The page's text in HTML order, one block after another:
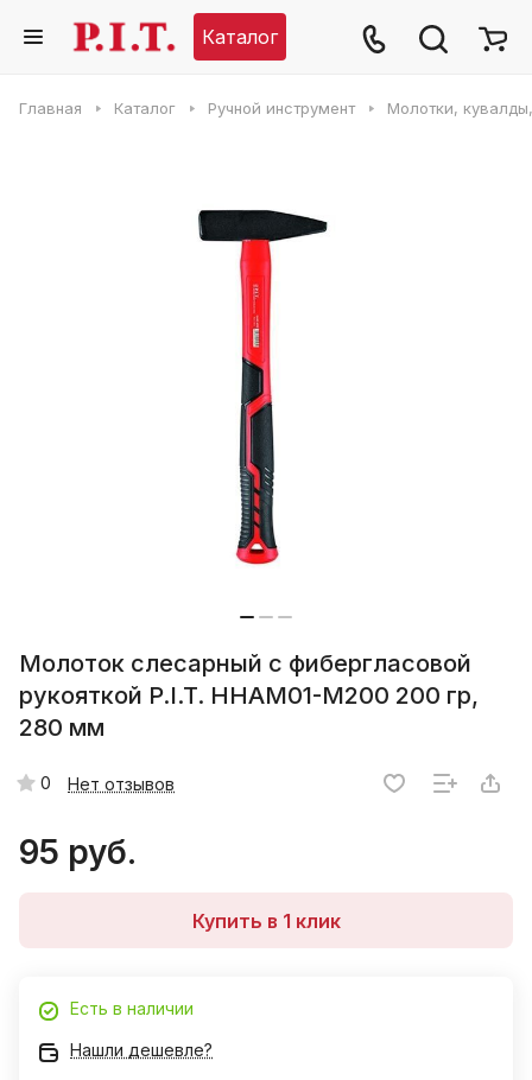
Каталог
Главная Каталог Ручной инструмент Молотки,
Молоток слесарный с фибергласовой
рукояткой P.I.T. HHAM01-M200 200 гр,
280 мм
0 Нет отзывов
95 руб.
Купить в 1 клик
Есть в наличии
Нашли дешевле?